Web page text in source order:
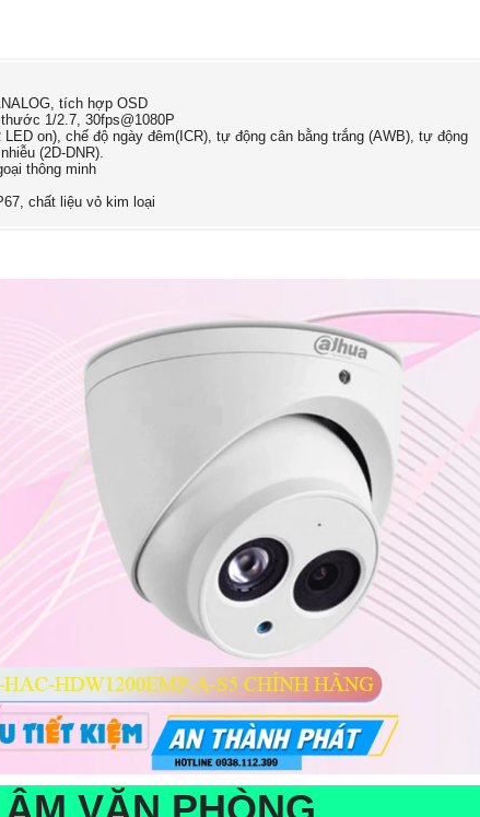
tích hợp OSD
1/2.7, 30fps@1080P
on), chế độ ngày đêm(ICR), tự động cân bằng trắng (AWB), tự động
(2D-DNR).
thông minh
chất liệu vỏ kim loại